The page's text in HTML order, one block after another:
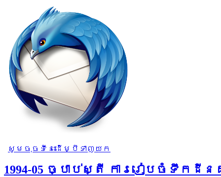
សូមចុចទីនេះដើម្បីទាញយក
1994-05 ច្បាប់ស្តី ការរៀបចំទឹ